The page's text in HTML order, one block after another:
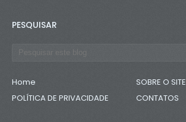
PESQUISAR
Home
SOBRE O SITE
POLÍTICA DE PRIVACIDADE
CONTATOS